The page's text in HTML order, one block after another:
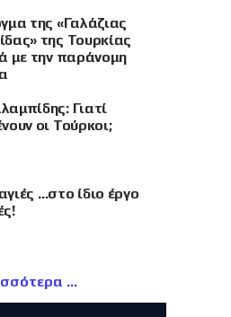
της «Γαλάζιας
της Τουρκίας
με την παράνομη
Γιατί
οι Τούρκοι;
…στο ίδιο έργο